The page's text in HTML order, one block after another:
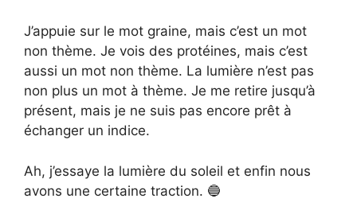
J’appuie sur le mot graine, mais c’est un mot
non thème. Je vois des protéines, mais c’est
aussi un mot non thème. La lumière n’est pas
non plus un mot à thème. Je me retire jusqu’à
présent, mais je ne suis pas encore prêt à
échanger un indice.
Ah, j’essaye la lumière du soleil et enfin nous
avons une certaine traction. 🔵